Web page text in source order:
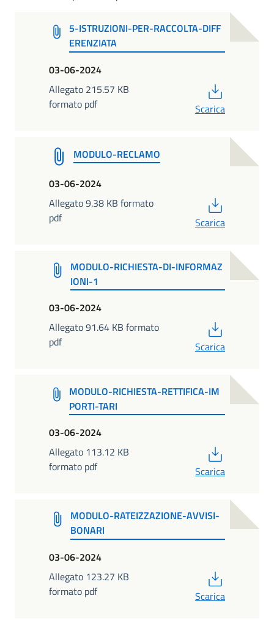
5-ISTRUZIONI-PER-RACCOLTA-DIFF
ERENZIATA
03-06-2024
Allegato 215.57 KB
formato pdf
Scarica
MODULO-RECLAMO
03-06-2024
Allegato 9.38 KB formato
pdf
Scarica
MODULO-RICHIESTA-DI-INFORMAZ
IONI-1
03-06-2024
Allegato 91.64 KB formato
pdf
Scarica
MODULO-RICHIESTA-RETTIFICA-IM
PORTI-TARI
03-06-2024
Allegato 113.12 KB
formato pdf
Scarica
MODULO-RATEIZZAZIONE-AVVISI-
BONARI
03-06-2024
Allegato 123.27 KB
formato pdf
Scarica